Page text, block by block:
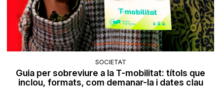
SOCIETAT
Guia per sobreviure a la T-mobilitat: títols que
inclou, formats, com demanar-la i dates clau